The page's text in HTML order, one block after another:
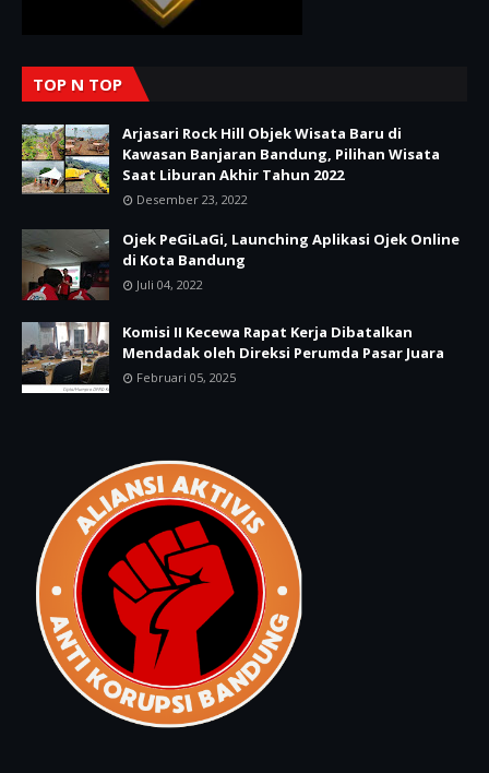
TOP N TOP
Arjasari Rock Hill Objek Wisata Baru di
Kawasan Banjaran Bandung, Pilihan Wisata
Saat Liburan Akhir Tahun 2022
Desember 23, 2022
Ojek PeGiLaGi, Launching Aplikasi Ojek Online
di Kota Bandung
Juli 04, 2022
Komisi II Kecewa Rapat Kerja Dibatalkan
Mendadak oleh Direksi Perumda Pasar Juara
Februari 05, 2025